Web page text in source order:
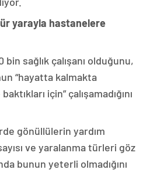
yarayla hastanelere
bin sağlık çalışanı olduğunu,
“hayatta kalmakta
için” çalışamadığını
gönüllülerin yardım
ve yaralanma türleri göz
bunun yeterli olmadığını